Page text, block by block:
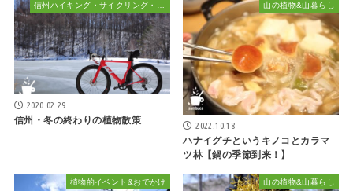
信州ハイキング・サイクリング・植物散策&おでかけ
2020.02.29
信州・冬の終わりの植物散策
山の植物&山暮らし
2022.10.18
ハナイグチというキノコとカラマ
ツ林【鍋の季節到来！】
植物的イベント&おでかけ 山の植物&山暮らし